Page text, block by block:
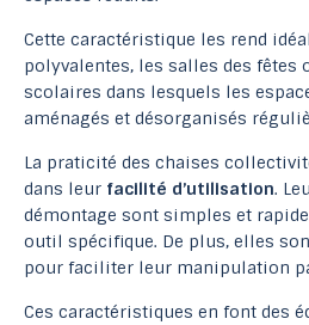
Cette caractéristique les rend
polyvalentes, les salles des fêtes
scolaires dans lesquels les
aménagés et désorganisés
La praticité des chaises
dans leur facilité d’utilisation.
démontage sont simples et
outil spécifique. De plus, elles
pour faciliter leur manipulation
Ces caractéristiques en font des